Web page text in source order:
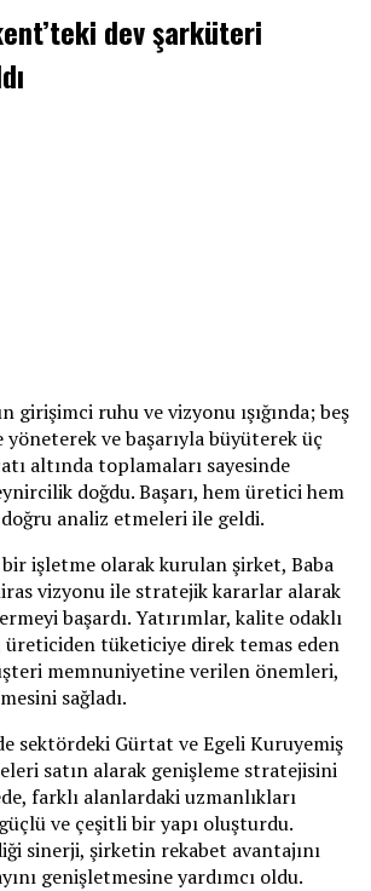
dev şarküteri
girişimci ruhu ve vizyonu ışığında; beş
ve başarıyla büyüterek üç
altında toplamaları sayesinde
doğdu. Başarı, hem üretici hem
analiz etmeleri ile geldi.
bir işletme olarak kurulan şirket, Baba
vizyonu ile stratejik kararlar alarak
başardı. Yatırımlar, kalite odaklı
üreticiden tüketiciye direk temas eden
memnuniyetine verilen önemleri,
sağladı.
sektördeki Gürtat ve Egeli Kuruyemiş
satın alarak genişleme stratejisini
farklı alanlardaki uzmanlıkları
ve çeşitli bir yapı oluşturdu.
sinerji, şirketin rekabet avantajını
genişletmesine yardımcı oldu.